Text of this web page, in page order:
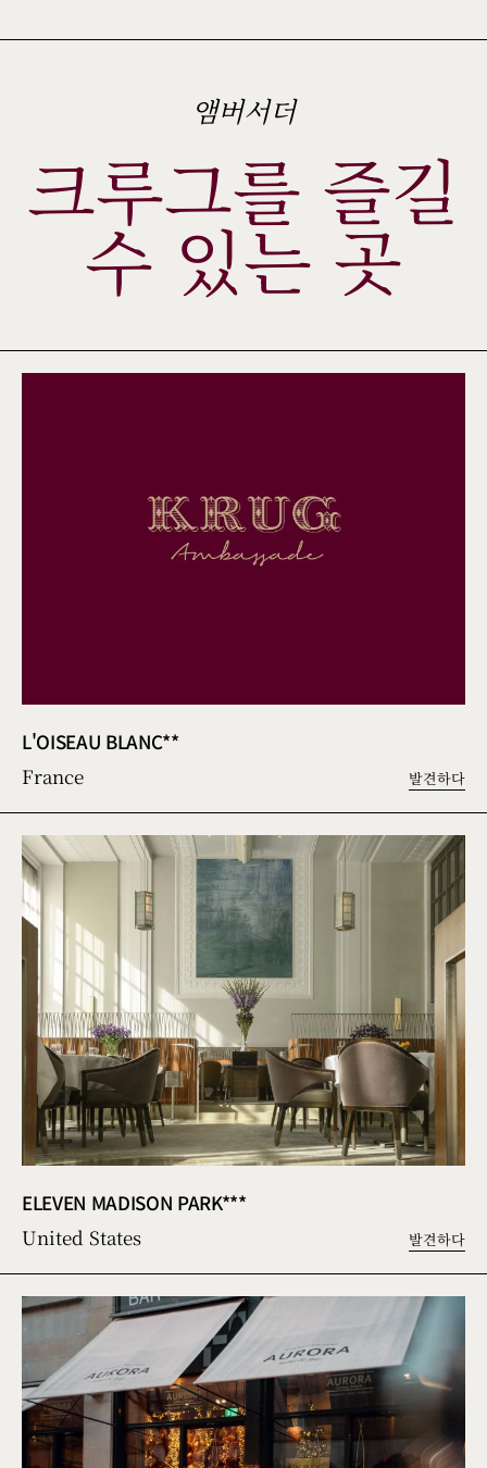
앰버서더
크루그를 즐길
수 있는 곳
L'OISEAU BLANC**
France 발견하다
ELEVEN MADISON PARK***
United States 발견하다